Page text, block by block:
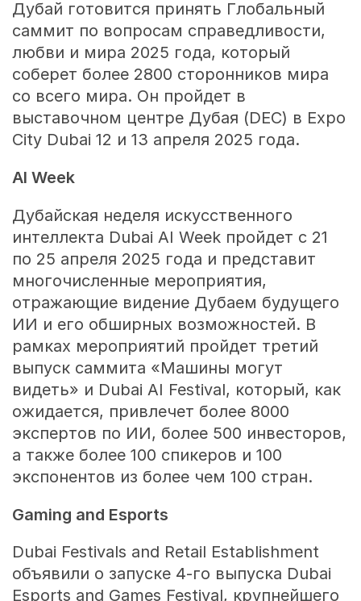
Дубай готовится принять Глобальный
саммит по вопросам справедливости,
любви и мира 2025 года, который
соберет более 2800 сторонников мира
со всего мира. Он пройдет в
выставочном центре Дубая (DEC) в Expo
City Dubai 12 и 13 апреля 2025 года.
AI Week
Дубайская неделя искусственного
интеллекта Dubai AI Week пройдет с 21
по 25 апреля 2025 года и представит
многочисленные мероприятия,
отражающие видение Дубаем будущего
ИИ и его обширных возможностей. В
рамках мероприятий пройдет третий
выпуск саммита «Машины могут
видеть» и Dubai AI Festival, который, как
ожидается, привлечет более 8000
экспертов по ИИ, более 500 инвесторов,
а также более 100 спикеров и 100
экспонентов из более чем 100 стран.
Gaming and Esports
Dubai Festivals and Retail Establishment
объявили о запуске 4-го выпуска Dubai
Esports and Games Festival, крупнейшего